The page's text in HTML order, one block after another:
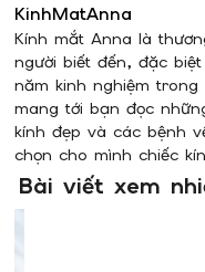
KinhMatAnna
Kính mắt Anna là
người biết đến, đặc
năm kinh nghiệm
mang tới bạn đọc
kính đẹp và các bệnh
chọn cho mình chiếc
Bài viết xem